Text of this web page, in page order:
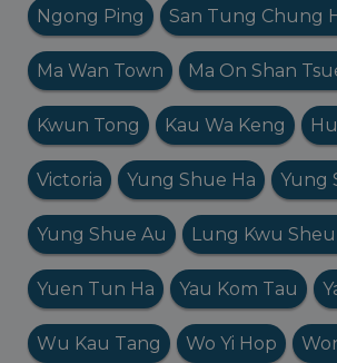
Ngong Ping San Tung Chung
Ma Wan Town Ma On Shan
Kwun Tong Kau Wa Keng
Victoria Yung Shue Ha Yung
Yung Shue Au Lung Kwu
Yuen Tun Ha Yau Kom Tau
Wu Kau Tang Wo Yi Hop